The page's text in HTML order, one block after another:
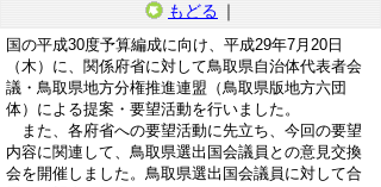
もどる ｜
国の平成30度予算編成に向け、平成29年7月20日
（木）に、関係府省に対して鳥取県自治体代表者会
議・鳥取県地方分権推進連盟（鳥取県版地方六団
体）による提案・要望活動を行いました。
また、各府省への要望活動に先立ち、今回の要望
内容に関連して、鳥取県選出国会議員との意見交換
会を開催しました。鳥取県選出国会議員に対して合